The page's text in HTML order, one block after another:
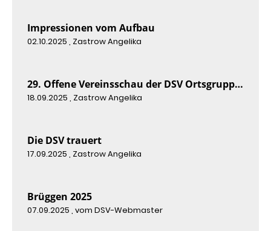
Impressionen vom Aufbau
02.10.2025 , Zastrow Angelika
29. Offene Vereinsschau der DSV Ortsgruppe TRIER 2025
18.09.2025 , Zastrow Angelika
Die DSV trauert
17.09.2025 , Zastrow Angelika
Brüggen 2025
07.09.2025 , vom DSV-Webmaster